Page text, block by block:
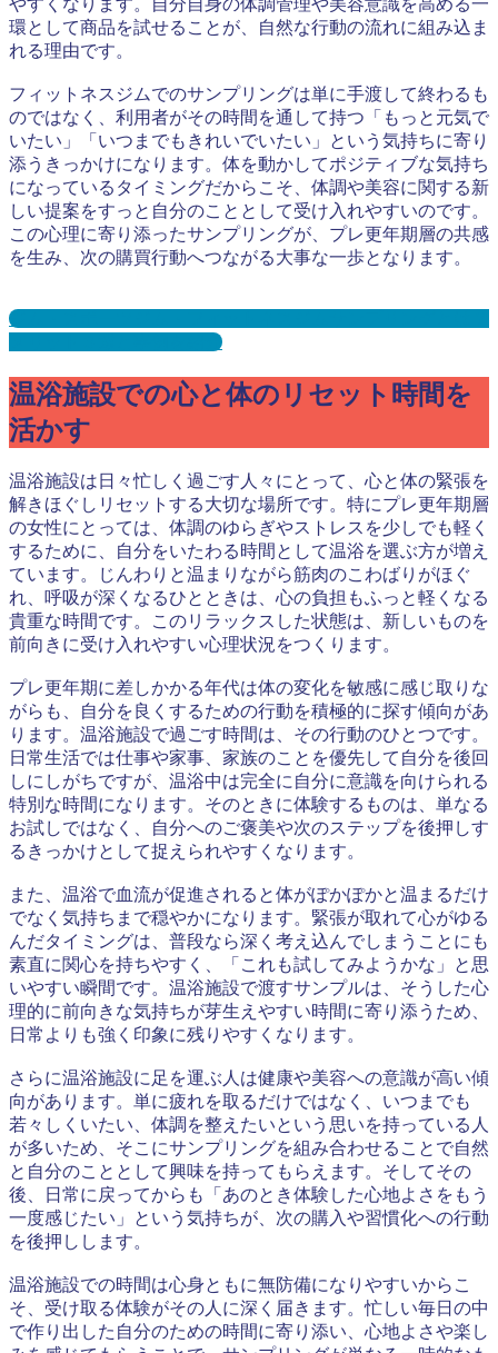
やすくなります。自分自身の体調管理や美容意識を高める一
環として商品を試せることが、自然な行動の流れに組み込ま
れる理由です。
フィットネスジムでのサンプリングは単に手渡して終わるも
のではなく、利用者がその時間を通して持つ「もっと元気で
いたい」「いつまでもきれいでいたい」という気持ちに寄り
添うきっかけになります。体を動かしてポジティブな気持ち
になっているタイミングだからこそ、体調や美容に関する新
しい提案をすっと自分のこととして受け入れやすいのです。
この心理に寄り添ったサンプリングが、プレ更年期層の共感
を生み、次の購買行動へつながる大事な一歩となります。
ジム・スポーツジム・フィットネスジムサンプリングとは？
メリット３選と事例を紹介
温浴施設での心と体のリセット時間を
活かす
温浴施設は日々忙しく過ごす人々にとって、心と体の緊張を
解きほぐしリセットする大切な場所です。特にプレ更年期層
の女性にとっては、体調のゆらぎやストレスを少しでも軽く
するために、自分をいたわる時間として温浴を選ぶ方が増え
ています。じんわりと温まりながら筋肉のこわばりがほぐ
れ、呼吸が深くなるひとときは、心の負担もふっと軽くなる
貴重な時間です。このリラックスした状態は、新しいものを
前向きに受け入れやすい心理状況をつくります。
プレ更年期に差しかかる年代は体の変化を敏感に感じ取りな
がらも、自分を良くするための行動を積極的に探す傾向があ
ります。温浴施設で過ごす時間は、その行動のひとつです。
日常生活では仕事や家事、家族のことを優先して自分を後回
しにしがちですが、温浴中は完全に自分に意識を向けられる
特別な時間になります。そのときに体験するものは、単なる
お試しではなく、自分へのご褒美や次のステップを後押しす
るきっかけとして捉えられやすくなります。
また、温浴で血流が促進されると体がぽかぽかと温まるだけ
でなく気持ちまで穏やかになります。緊張が取れて心がゆる
んだタイミングは、普段なら深く考え込んでしまうことにも
素直に関心を持ちやすく、「これも試してみようかな」と思
いやすい瞬間です。温浴施設で渡すサンプルは、そうした心
理的に前向きな気持ちが芽生えやすい時間に寄り添うため、
日常よりも強く印象に残りやすくなります。
さらに温浴施設に足を運ぶ人は健康や美容への意識が高い傾
向があります。単に疲れを取るだけではなく、いつまでも
若々しくいたい、体調を整えたいという思いを持っている人
が多いため、そこにサンプリングを組み合わせることで自然
と自分のこととして興味を持ってもらえます。そしてその
後、日常に戻ってからも「あのとき体験した心地よさをもう
一度感じたい」という気持ちが、次の購入や習慣化への行動
を後押しします。
温浴施設での時間は心身ともに無防備になりやすいからこ
そ、受け取る体験がその人に深く届きます。忙しい毎日の中
で作り出した自分のための時間に寄り添い、心地よさや楽し